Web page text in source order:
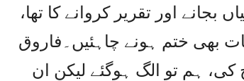
اور تقریر کروانے کا تھا،
بھی ختم ہونے چاہئیں۔فاروق
واضح کی، ہم تو الگ ہوگئے لیکن ان